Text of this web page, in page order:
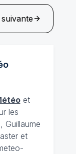
et
les
Guillaume
et